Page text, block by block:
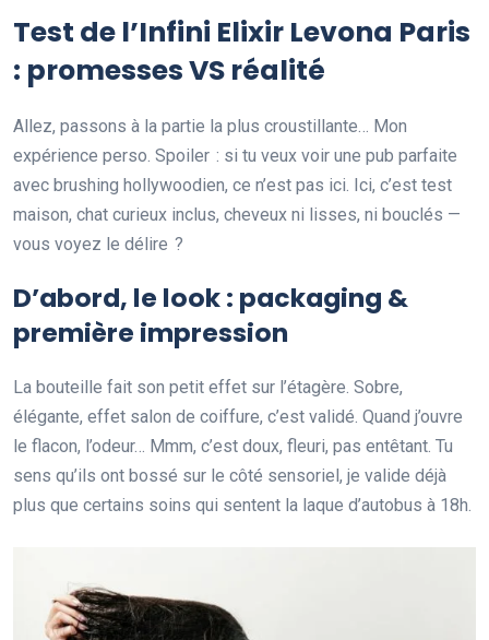
Test de l’Infini Elixir Levona Paris
: promesses VS réalité
Allez, passons à la partie la plus croustillante… Mon
expérience perso. Spoiler : si tu veux voir une pub parfaite
avec brushing hollywoodien, ce n’est pas ici. Ici, c’est test
maison, chat curieux inclus, cheveux ni lisses, ni bouclés —
vous voyez le délire ?
D’abord, le look : packaging &
première impression
La bouteille fait son petit effet sur l’étagère. Sobre,
élégante, effet salon de coiffure, c’est validé. Quand j’ouvre
le flacon, l’odeur… Mmm, c’est doux, fleuri, pas entêtant. Tu
sens qu’ils ont bossé sur le côté sensoriel, je valide déjà
plus que certains soins qui sentent la laque d’autobus à 18h.